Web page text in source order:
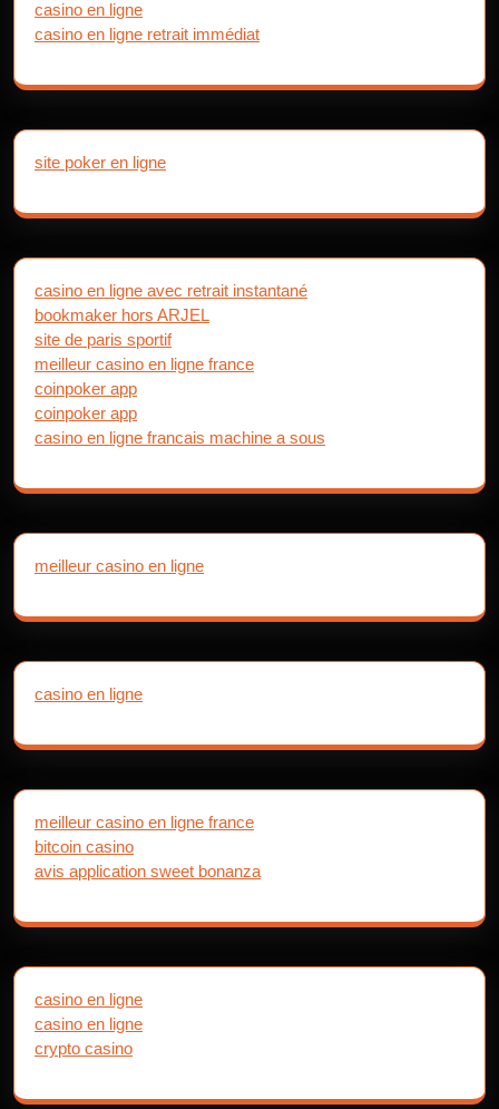
casino en ligne
casino en ligne retrait immédiat
site poker en ligne
casino en ligne avec retrait instantané
bookmaker hors ARJEL
site de paris sportif
meilleur casino en ligne france
coinpoker app
coinpoker app
casino en ligne francais machine a sous
meilleur casino en ligne
casino en ligne
meilleur casino en ligne france
bitcoin casino
avis application sweet bonanza
casino en ligne
casino en ligne
crypto casino